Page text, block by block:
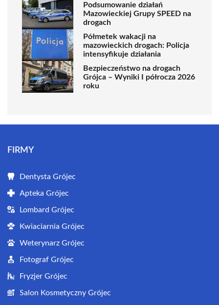
Podsumowanie działań
Mazowieckiej Grupy SPEED na
drogach
Półmetek wakacji na
mazowieckich drogach: Policja
intensyfikuje działania
Bezpieczeństwo na drogach
Grójca – Wyniki I półrocza 2026
roku
FIRMY
Dentysta Grójec
Apteka Grójec
Lombard Grójec
Kwiaciarnia Grójec
Weterynarz Grójec
Fotograf Grójec
Fryzjer Grójec
Salon Kosmetyczny Grójec